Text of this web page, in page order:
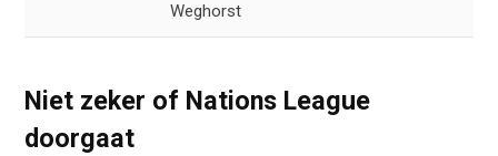
Weghorst
Niet zeker of Nations League
doorgaat